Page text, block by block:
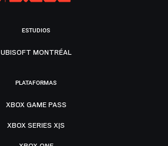
ESTUDIOS
UBISOFT MONTRÉAL
PLATAFORMAS
XBOX GAME PASS
XBOX SERIES X|S